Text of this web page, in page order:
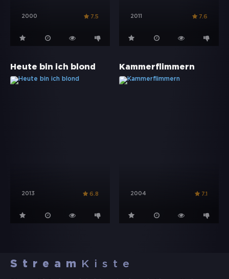
2000 7.5 2011 7.6
Heute bin ich blond
2013 6.8
Kammerflimmern
2004 7.1
Stream Kiste